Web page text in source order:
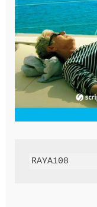
RAYA108